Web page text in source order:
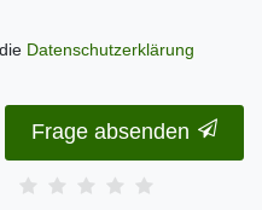
Daten­schutz­erklärung
Frage absenden